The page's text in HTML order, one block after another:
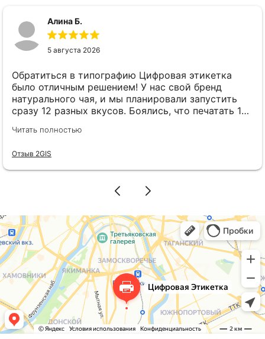
Алина Б.
5 августа 2026
Обратиться в типографию Цифровая этикетка
было отличным решением! У нас свой бренд
натурального чая, и мы планировали запустить
сразу 12 разных вкусов. Боялись, что печатать 12
сумму. Наткнулась на рекламу Цифровая этикетка
подробно и понятно рассказала: оказывается,
если размер этикеток одинаковый, можно
переплат! Это нас прямо спасло. В итоге выкатили
откладывая. Этикетки получились очень
красивыми и качественными, наши покупатели
уже делают комплименты. Спасибо за работу!
Читать полностью
Отзыв 2GIS